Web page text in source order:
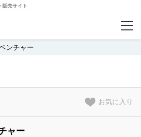
販売サイト
ンチャー
ャー
お気に入り